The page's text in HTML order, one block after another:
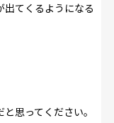
出てくるようになる
思ってください。